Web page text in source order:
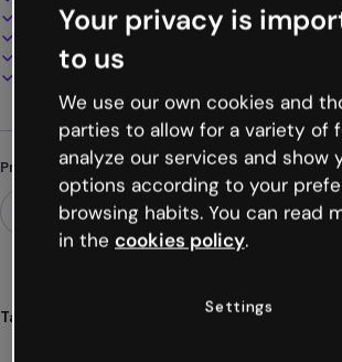
100% personalizável
Adicione áudio, vídeo e multimídia
Apresente, compartilhe ou publique online
Baixe em PDF, MP4 e outros formatos
Procurando algo diferente?
Tags
Your privacy is
to us
We use our own cookies and
parties to allow for a variety of
analyze our services and show
options according to your
browsing habits. You can read
in the cookies policy.
Settings